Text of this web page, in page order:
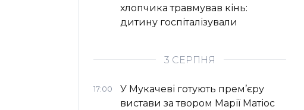
хлопчика травмував кінь:
дитину госпіталізували
3 СЕРПНЯ
17:00
У Мукачеві готують прем’єру
вистави за твором Марії Матіос